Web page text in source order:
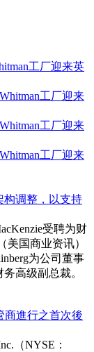
工厂迎来英
构调整，以支持
受聘为财
国商业资讯）
为公司董事
高级副总裁。
商進行之首次後
（NYSE：